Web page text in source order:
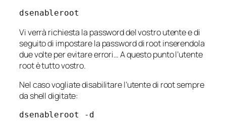
dsenableroot
Vi verrà richiesta la password del vostro utente e di
seguito di impostare la password di root inserendola
due volte per evitare errori… A questo punto l’utente
root è tutto vostro.
Nel caso vogliate disabilitare l’utente di root sempre
da shell digitate:
dsenableroot -d